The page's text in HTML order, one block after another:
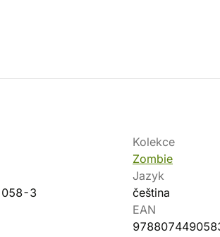
Kolekce
Zombie
3
Jazyk
čeština
EAN